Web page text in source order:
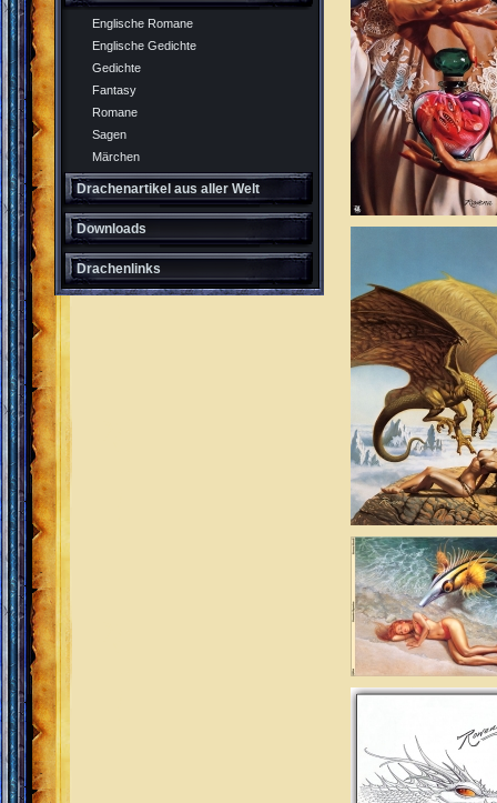
Englische Romane
Englische Gedichte
Gedichte
Fantasy
Romane
Sagen
Märchen
Drachenartikel aus aller Welt
Downloads
Drachenlinks